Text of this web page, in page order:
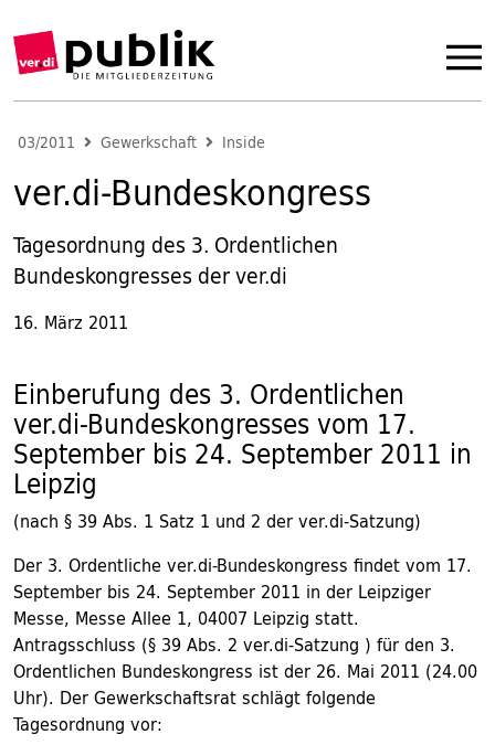
03/2011 Gewerkschaft Inside
ver.di-Bundeskongress
Tagesordnung des 3. Ordentlichen
Bundeskongresses der ver.di
16. März 2011
Einberufung des 3. Ordentlichen
ver.di-Bundeskongresses vom 17.
September bis 24. September 2011 in
Leipzig
(nach § 39 Abs. 1 Satz 1 und 2 der ver.di-Satzung)
Der 3. Ordentliche ver.di-Bundeskongress findet vom 17.
September bis 24. September 2011 in der Leipziger
Messe, Messe Allee 1, 04007 Leipzig statt.
Antragsschluss (§ 39 Abs. 2 ver.di-Satzung ) für den 3.
Ordentlichen Bundeskongress ist der 26. Mai 2011 (24.00
Uhr). Der Gewerkschaftsrat schlägt folgende
Tagesordnung vor: